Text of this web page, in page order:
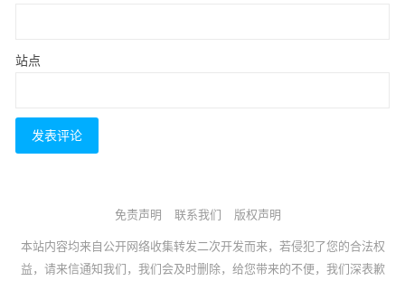
站点
免责声明 联系我们 版权声明
本站内容均来自公开网络收集转发二次开发而来，若侵犯了您的合法权
益，请来信通知我们，我们会及时删除，给您带来的不便，我们深表歉